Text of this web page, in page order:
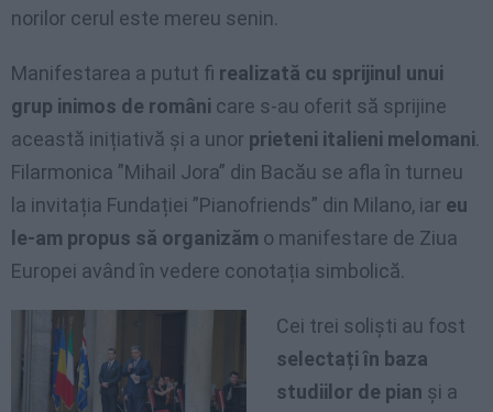
norilor cerul este mereu senin.
Manifestarea a putut fi realizată cu sprijinul unui
grup inimos de români care s-au oferit să sprijine
această inițiativă și a unor prieteni italieni melomani.
Filarmonica ”Mihail Jora” din Bacău se afla în turneu
la invitația Fundației ”Pianofriends” din Milano, iar eu
le-am propus să organizăm o manifestare de Ziua
Europei având în vedere conotația simbolică.
Cei trei soliști au fost
selectați în baza
studiilor de pian și a